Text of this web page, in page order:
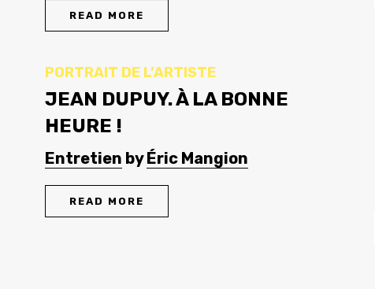
READ MORE
PORTRAIT DE L’ARTISTE
JEAN DUPUY. À LA BONNE
HEURE !
Entretien byÉric Mangion
READ MORE